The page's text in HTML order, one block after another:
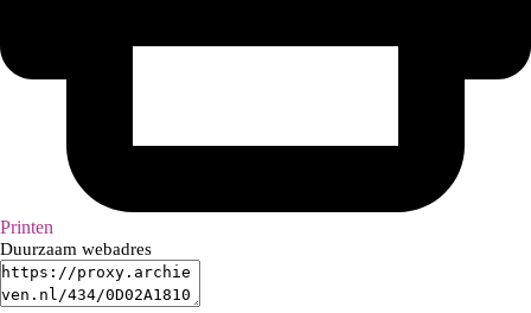
Printen
Duurzaam webadres